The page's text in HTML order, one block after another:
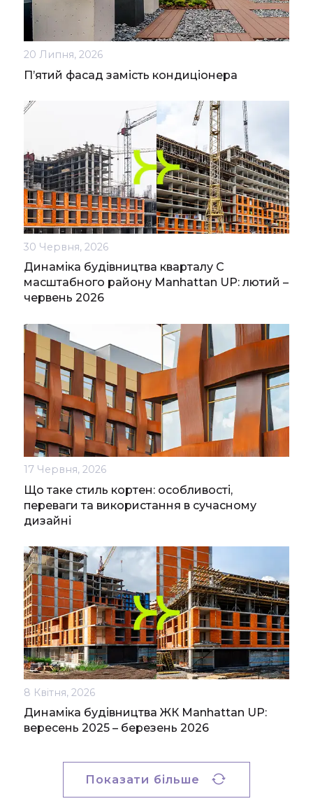
20 Липня, 2026
П’ятий фасад замість кондиціонера
30 Червня, 2026
Динаміка будівництва кварталу С
масштабного району Manhattan UP: лютий –
червень 2026
17 Червня, 2026
Що таке стиль кортен: особливості,
переваги та використання в сучасному
дизайні
8 Квітня, 2026
Динаміка будівництва ЖК Manhattan UP:
вересень 2025 – березень 2026
Показати більше